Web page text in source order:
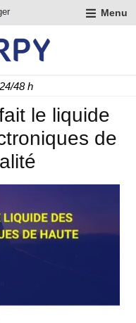
Menu
48 h
le liquide
de